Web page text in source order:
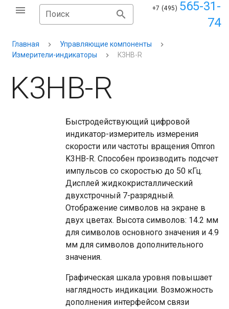
Поиск
+7 (495) 565-31-
74
Главная
Управляющие компоненты
Измерители-индикаторы
K3HB-R
K3HB-R
Быстродействующий цифровой
индикатор-измеритель измерения
скорости или частоты вращения Omron
K3HB-R. Способен производить подсчет
импульсов со скоростью до 50 кГц.
Дисплей жидкокристаллический
двухстрочный 7-разрядный.
Отображение символов на экране в
двух цветах. Высота символов: 14.2 мм
для символов основного значения и 4.9
мм для символов дополнительного
значения.
Графическая шкала уровня повышает
наглядность индикации. Возможность
дополнения интерфейсом связи